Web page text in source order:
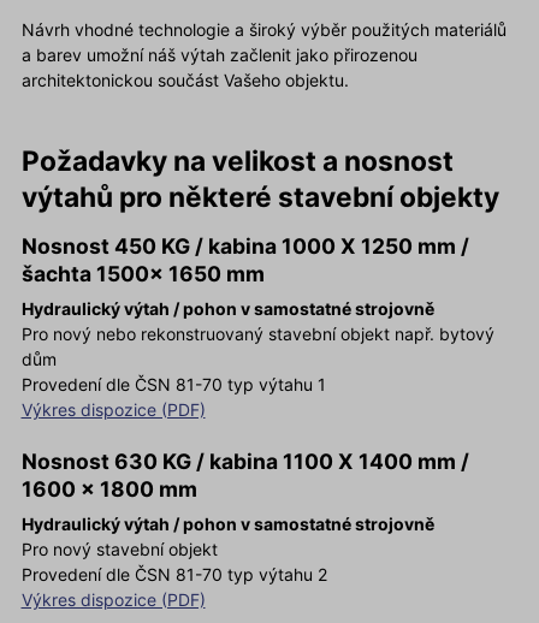
Návrh vhodné technologie a široký výběr použitých materiálů
a barev umožní náš výtah začlenit jako přirozenou
architektonickou součást Vašeho objektu.
Požadavky na velikost a nosnost
výtahů pro některé stavební objekty
Nosnost 450 KG / kabina 1000 X 1250 mm /
šachta 1500x 1650 mm
Hydraulický výtah / pohon v samostatné strojovně
Pro nový nebo rekonstruovaný stavební objekt např. bytový
dům
Provedení dle ČSN 81-70 typ výtahu 1
Výkres dispozice (PDF)
Nosnost 630 KG / kabina 1100 X 1400 mm /
1600 x 1800 mm
Hydraulický výtah / pohon v samostatné strojovně
Pro nový stavební objekt
Provedení dle ČSN 81-70 typ výtahu 2
Výkres dispozice (PDF)